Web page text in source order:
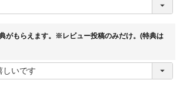
須
がもらえます。※レビュー投稿のみだけ。(特典は